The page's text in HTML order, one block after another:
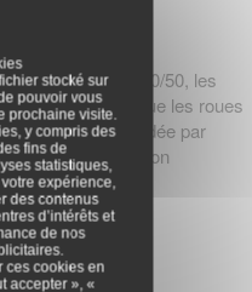
articulée 50/50, les
trajectoire que les roues
commandée par
pour une traction
stocké sur
pouvoir vous
prochaine visite.
y compris des
fins de
statistiques,
expérience,
des contenus
d’intérêts et
de nos
ces cookies en
accepter », «